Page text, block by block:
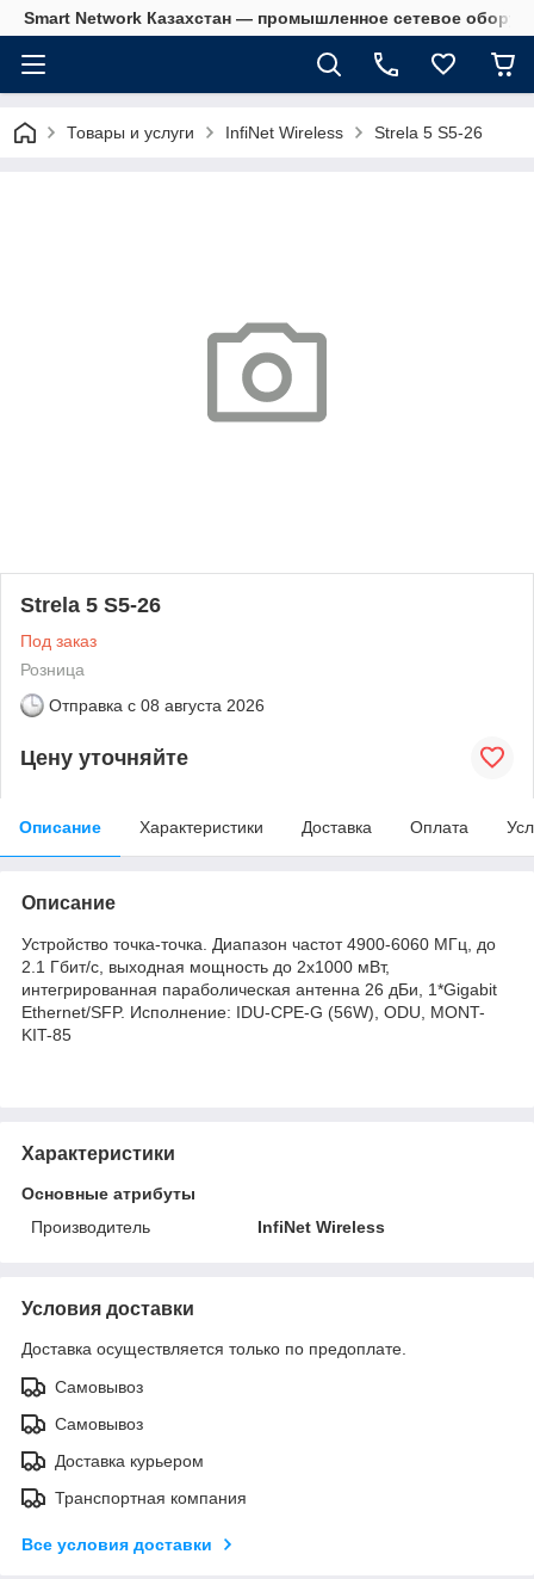
Smart Network Казахстан — промышленное сетевое
Товары и услуги InfiNet Wireless Strela 5 S5-26
Strela 5 S5-26
Под заказ
Розница
Отправка с 08 августа 2026
Цену уточняйте
Описание Характеристики Доставка Оплата
Описание
Устройство точка-точка. Диапазон частот 4900-6060 МГц, до
2.1 Гбит/с, выходная мощность до 2x1000 мВт,
интегрированная параболическая антенна 26 дБи, 1*Gigabit
Ethernet/SFP. Исполнение: IDU-CPE-G (56W), ODU, MONT-
KIT-85
Характеристики
Основные атрибуты
Производитель
InfiNet Wireless
Условия доставки
Доставка осуществляется только по предоплате.
Самовывоз
Самовывоз
Доставка курьером
Транспортная компания
Все условия доставки